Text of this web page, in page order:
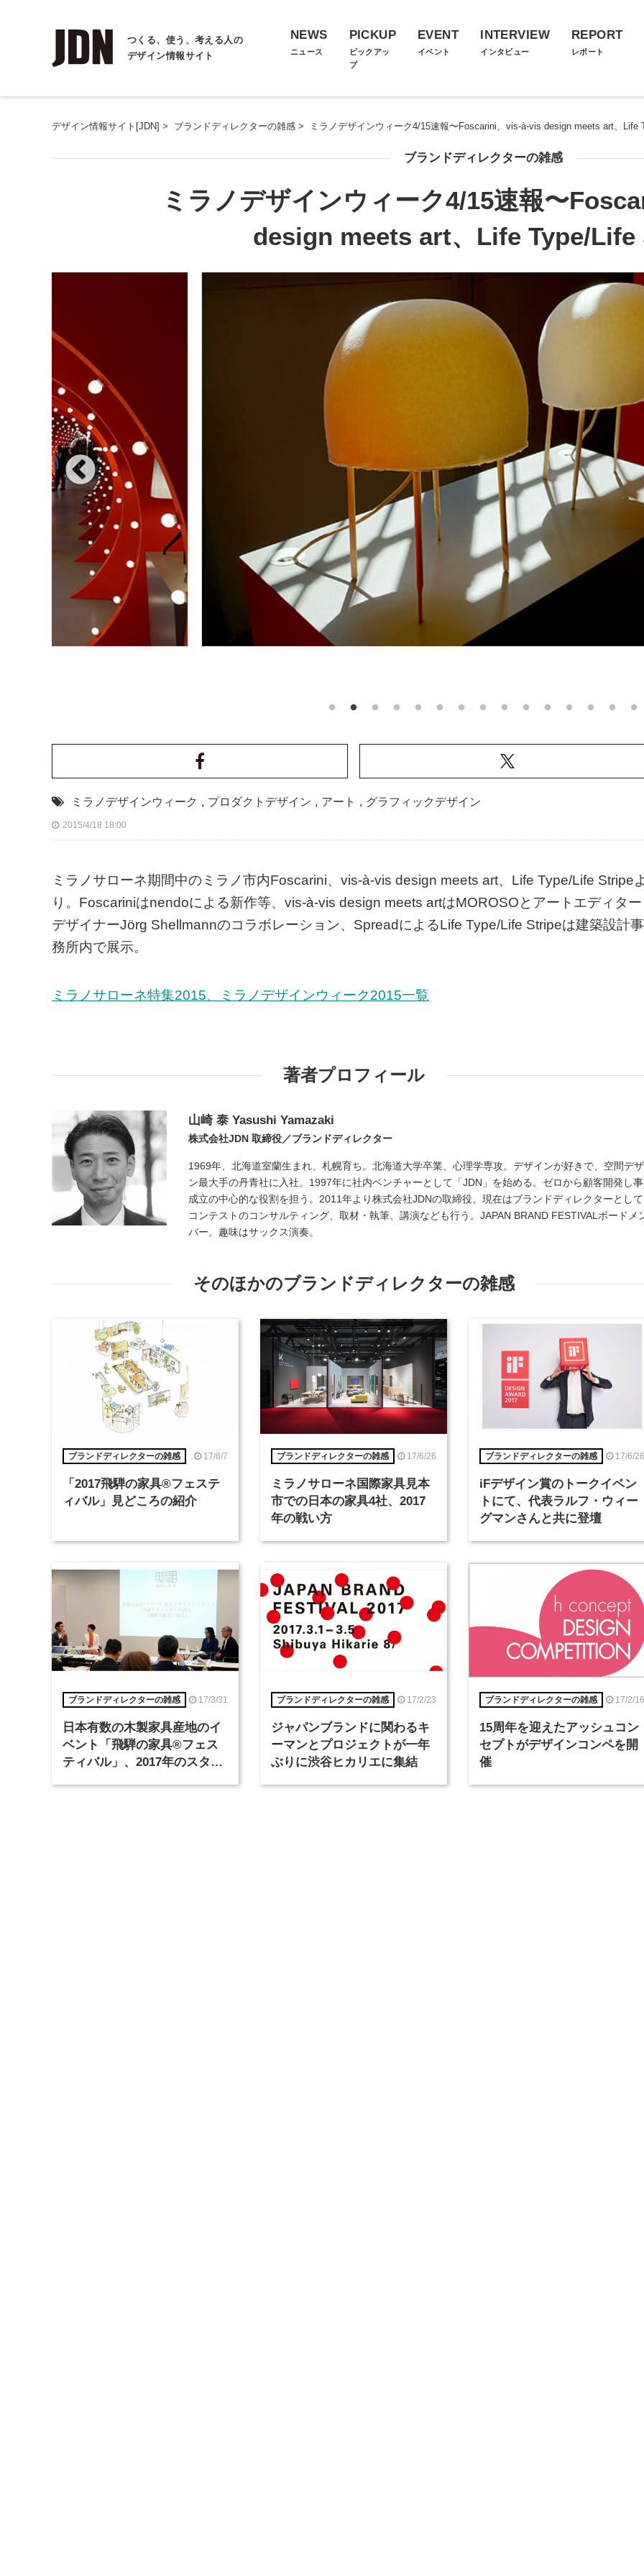
つくる、使う、考える人の
デザイン情報サイト
NEWS
ニュース
PICKUP
ピックアッ
プ
EVENT
イベント
INTERVIEW
インタビュー
REPORT
レポート
デザイン情報サイト[JDN] > ブランドディレクターの雑感 > ミラノデザインウィーク4/15速報〜Foscarini、vis-à-vis design meets art、Life
ブランドディレクターの雑感
ミラノデザインウィーク4/15速報〜
design meets art、Life Type/Life
ミラノデザインウィーク , プロダクトデザイン , アート , グラフィックデザイン
2015/4/18 18:00
ミラノサローネ期間中のミラノ市内Foscarini、vis-à-vis design meets art、Life Type/Life Stripeよ
り。Foscariniはnendoによる新作等、vis-à-vis design meets artはMOROSOとアートエディター
デザイナーJörg Shellmannのコラボレーション、SpreadによるLife Type/Life Stripeは建築設計事
務所内で展示。
ミラノサローネ特集2015、ミラノデザインウィーク2015一覧
著者プロフィール
山崎 泰 Yasushi Yamazaki
株式会社JDN 取締役／ブランドディレクター
1969年、北海道室蘭生まれ、札幌育ち。北海道大学卒業、心理学専攻。デザインが好きで、空間デ
ン最大手の丹青社に入社。1997年に社内ベンチャーとして「JDN」を始める。ゼロから顧客開発し
成立の中心的な役割を担う。2011年より株式会社JDNの取締役。現在はブランドディレクターとして
コンテストのコンサルティング、取材・執筆、講演なども行う。JAPAN BRAND FESTIVALボードメ
バー。趣味はサックス演奏。
そのほかのブランドディレクターの雑感
ブランドディレクターの雑感 17/8/7
「2017飛騨の家具®︎フェステ
ィバル」見どころの紹介
ブランドディレクターの雑感 17/6/26
ミラノサローネ国際家具見本
市での日本の家具4社、2017
年の戦い方
ブランドディレクターの雑感 17/6/26
iFデザイン賞のトークイベン
トにて、代表ラルフ・ウィー
グマンさんと共に登壇
ブランドディレクターの雑感 17/3/31
日本有数の木製家具産地のイ
ベント「飛騨の家具®フェス
ティバル」、2017年のスタイ
ブランドディレクターの雑感 17/2/23
ジャパンブランドに関わるキ
ーマンとプロジェクトが一年
ぶりに渋谷ヒカリエに集結
ブランドディレクターの雑感 17/2/16
15周年を迎えたアッシュコン
セプトがデザインコンペを開
催